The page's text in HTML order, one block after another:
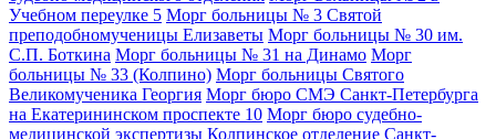
Учебном переулке 5 Морг больницы № 3 Святой
преподобномученицы Елизаветы Морг больницы № 30 им.
С.П. Боткина Морг больницы № 31 на Динамо Морг
больницы № 33 (Колпино) Морг больницы Святого
Великомученика Георгия Морг бюро СМЭ Санкт-Петербурга
на Екатерининском проспекте 10 Морг бюро судебно-
медицинской экспертизы Колпинское отделение Санкт-